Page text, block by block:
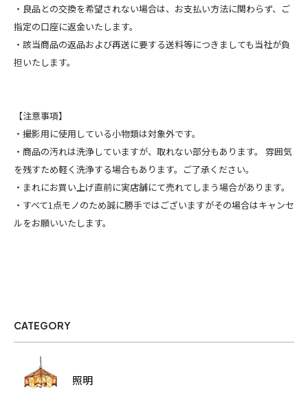
・良品との交換を希望されない場合は、お支払い方法に関わらず、ご
指定の口座に返金いたします。
・該当商品の返品および再送に要する送料等につきましても当社が負
担いたします。
【注意事項】
・撮影用に使用している小物類は対象外です。
・商品の汚れは洗浄していますが、取れない部分もあります。 雰囲気
を残すため軽く洗浄する場合もあります。ご了承ください。
・まれにお買い上げ直前に実店舗にて売れてしまう場合があります。
・すべて1点モノのため誠に勝手ではございますがその場合はキャンセ
ルをお願いいたします。
CATEGORY
照明